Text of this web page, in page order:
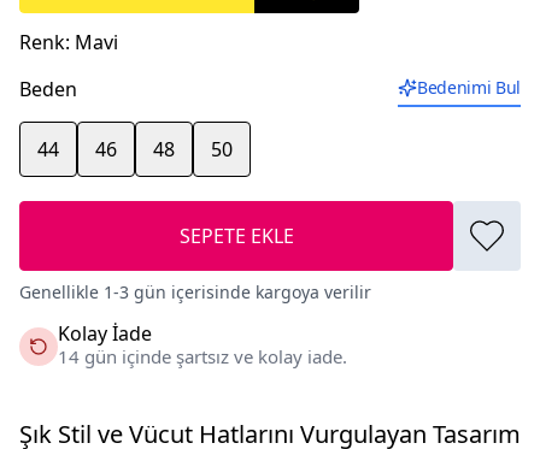
Renk: Mavi
Beden
Bedenimi Bul
44 46 48 50
SEPETE EKLE
Genellikle 1-3 gün içerisinde kargoya verilir
Kolay İade
14 gün içinde şartsız ve kolay iade.
Şık Stil ve Vücut Hatlarını Vurgulayan Tasarım